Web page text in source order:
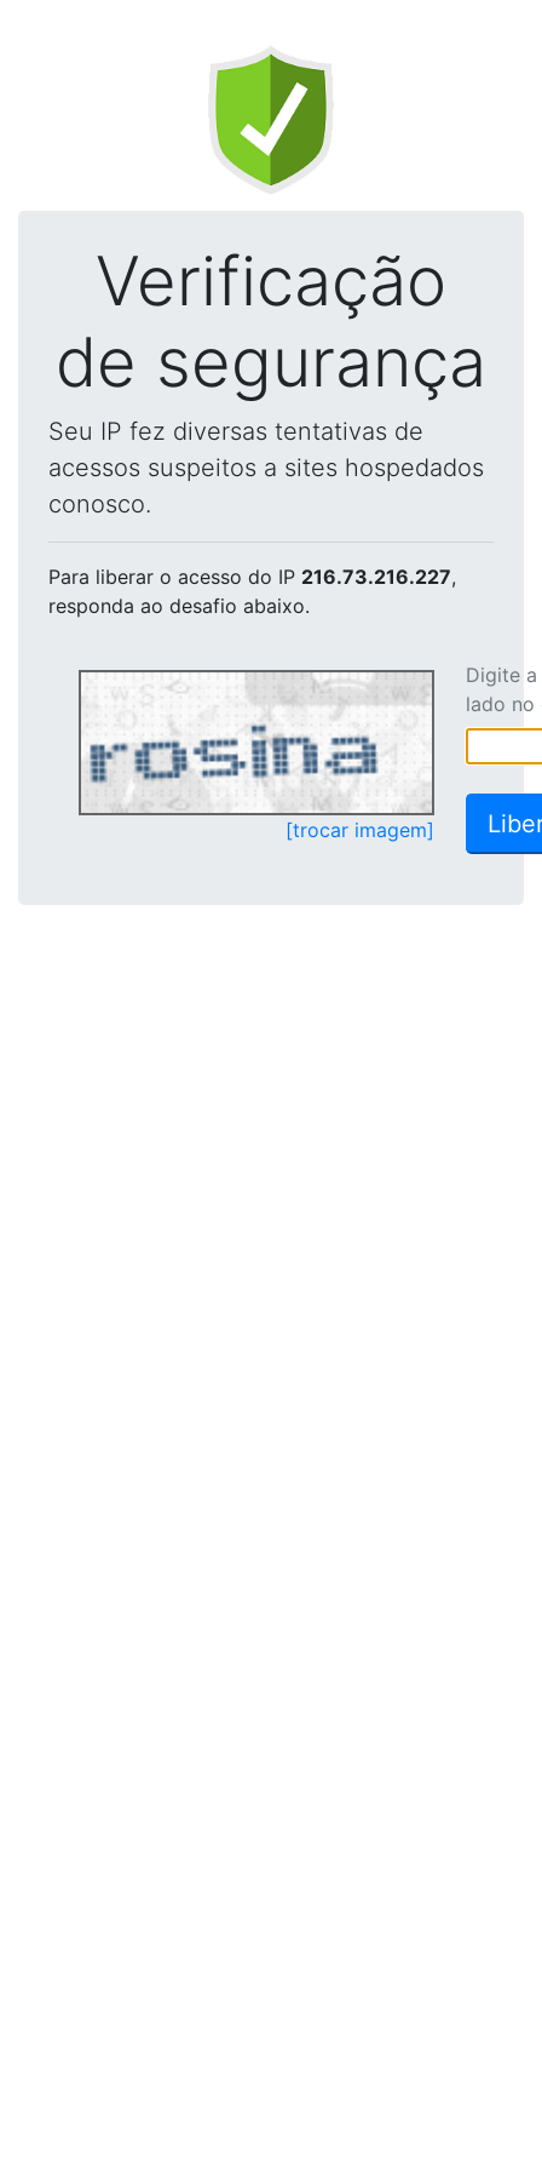
Verificação
de segurança
Seu IP fez diversas tentativas de
acessos suspeitos a sites hospedados
conosco.
Para liberar o acesso do IP 216.73.216.227,
responda ao desafio abaixo.
[trocar imagem]
Digite
lado no